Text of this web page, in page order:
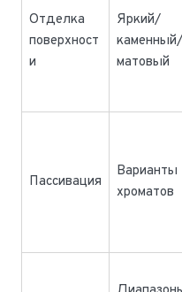
Отделка
поверхност
и
Яркий/
каменный/
матовый
Пассивация
Варианты
хроматов